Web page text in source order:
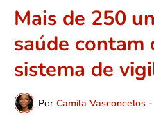
Mais de 250
saúde contam
sistema de
Por Camila Vasconcelos -